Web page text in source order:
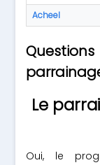
Acheel
Le
Oui, le